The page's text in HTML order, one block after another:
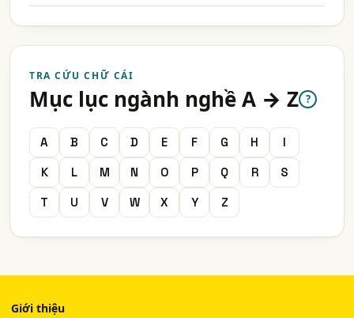
TRA CỨU CHỮ CÁI
Mục lục ngành nghề A → Z ?
A B C D E F G H
I
K
L M N O P Q R
S
T
U V W X Y Z
Giới thiệu